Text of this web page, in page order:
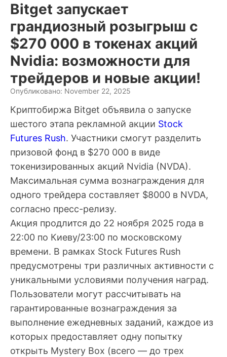
Bitget запускает
грандиозный розыгрыш с
$270 000 в токенах акций
Nvidia: возможности для
трейдеров и новые акции!
Опубликовано: November 22, 2025
Криптобиржа Bitget объявила о запуске
шестого этапа рекламной акции Stock
Futures Rush. Участники смогут разделить
призовой фонд в $270 000 в виде
токенизированных акций Nvidia (NVDA).
Максимальная сумма вознаграждения для
одного трейдера составляет $8000 в NVDA,
согласно пресс-релизу.
Акция продлится до 22 ноября 2025 года в
22:00 по Киеву/23:00 по московскому
времени. В рамках Stock Futures Rush
предусмотрены три различных активности с
уникальными условиями получения наград.
Пользователи могут рассчитывать на
гарантированные вознаграждения за
выполнение ежедневных заданий, каждое из
которых предоставляет одну попытку
открыть Mystery Box (всего — до трех